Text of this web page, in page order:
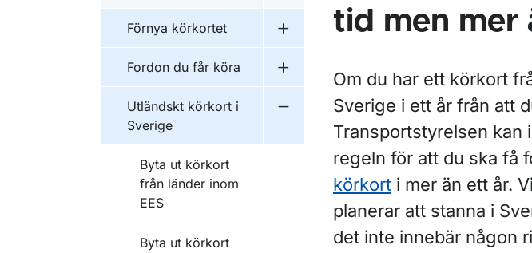
Förnya körkortet
Undermeny för Förnya körkortet
Fordon du får köra
Undermeny för Fordon du får köra
Utländskt körkort i
Sverige
Undermeny för Utländskt körkort i
Byta ut körkort
från länder inom
EES
Byta ut körkort
tid men mer
Om du har ett körkort
Sverige i ett år från att
Transportstyrelsen kan
regeln för att du ska få
körkort i mer än ett år.
planerar att stanna i
det inte innebär någon